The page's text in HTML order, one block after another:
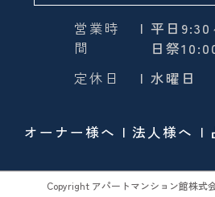
営業時
間
| 平日9:30
日祭
定休日
| 水曜日
オーナー様へ 法人様へ
Copyright アパートマンション館株式